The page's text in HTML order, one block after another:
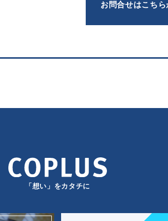
お問合せはこちら
「想い」をカタチに